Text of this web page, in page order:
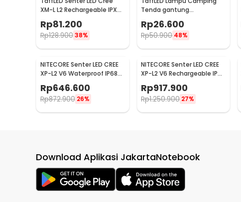
XM-L L2 Rechargeable IPX6
6500 Lumens - 701
Rp81.200
Rp128.900 38%
Tenda gantung
Waterproof Emergency 120
Lumens - G198
Rp26.600
Rp50.900 48%
NITECORE Senter LED CREE
XP-L2 V6 Waterproof IP68
1100 Lumens - P10 V2
Rp646.600
Rp872.900 26%
NITECORE Senter LED CREE
XP-L2 V6 Rechargeable IP68
Rp917.900
Rp1.250.900 27%
Download Aplikasi JakartaNotebook